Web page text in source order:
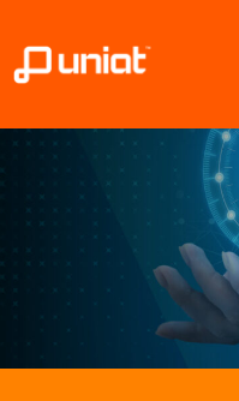
contenido